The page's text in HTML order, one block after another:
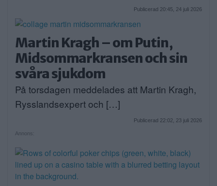
Publicerad 20:45, 24 juli 2026
Martin Kragh – om Putin,
Midsommarkransen och sin
svåra sjukdom
På torsdagen meddelades att Martin Kragh,
Rysslandsexpert och […]
Publicerad 22:02, 23 juli 2026
Annons: